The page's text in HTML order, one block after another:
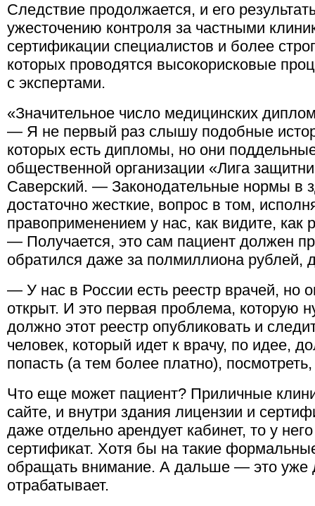
Следствие продолжается, и его
ужесточению контроля за частными
сертификации специалистов и более
которых проводятся высокорисковые
с экспертами.
«Значительное число медицинских
— Я не первый раз слышу подобные
которых есть дипломы, но они
общественной организации «Лига
Саверский. — Законодательные нормы в
достаточно жесткие, вопрос в том,
правоприменением у нас, как видите, как
— Получается, это сам пациент должен
обратился даже за полмиллиона рублей,
— У нас в России есть реестр врачей, но
открыт. И это первая проблема, которую
должно этот реестр опубликовать и
человек, который идет к врачу, по идее,
попасть (а тем более платно),
Что еще может пациент? Приличные
сайте, и внутри здания лицензии и
даже отдельно арендует кабинет, то у
сертификат. Хотя бы на такие
обращать внимание. А дальше — это уже
отрабатывает.